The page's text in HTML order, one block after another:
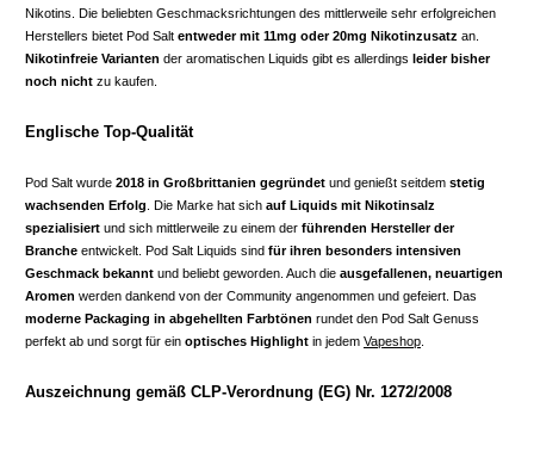
Nikotins. Die beliebten Geschmacksrichtungen des mittlerweile sehr erfolgreichen
Herstellers bietet Pod Salt entweder mit 11mg oder 20mg Nikotinzusatz an.
Nikotinfreie Varianten der aromatischen Liquids gibt es allerdings leider bisher
noch nicht zu kaufen.
Englische Top-Qualität
Pod Salt wurde 2018 in Großbrittanien gegründet und genießt seitdem stetig
wachsenden Erfolg . Die Marke hat sich auf Liquids mit Nikotinsalz
spezialisiert und sich mittlerweile zu einem der führenden Hersteller der
Branche entwickelt. Pod Salt Liquids sind für ihren besonders intensiven
Geschmack bekannt und beliebt geworden. Auch die ausgefallenen, neuartigen
Aromen werden dankend von der Community angenommen und gefeiert. Das
moderne Packaging in abgehellten Farbtönen rundet den Pod Salt Genuss
perfekt ab und sorgt für ein optisches Highlight in jedem Vapeshop
Auszeichnung gemäß CLP-Verordnung (EG) Nr. 1272/2008